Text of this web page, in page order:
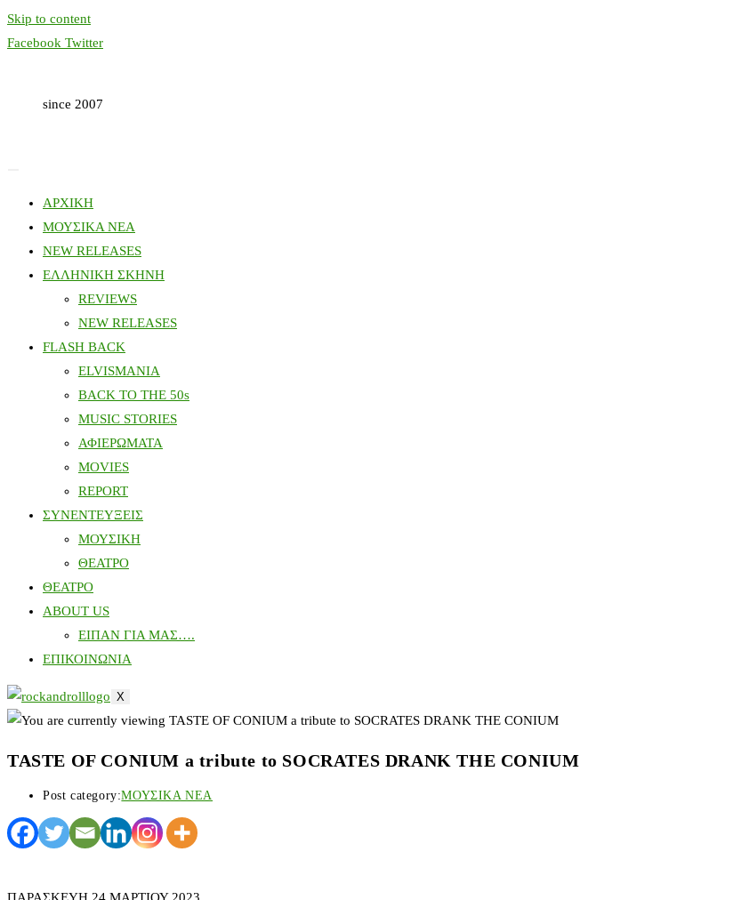
Skip to content
Facebook Twitter
since 2007
ΑΡΧΙΚΗ
ΜΟΥΣΙΚΑ ΝΕΑ
NEW RELEASES
ΕΛΛΗΝΙΚΗ ΣΚΗΝΗ
REVIEWS
NEW RELEASES
FLASH BACK
ELVISMANIA
BACK TO THE 50s
MUSIC STORIES
ΑΦΙΕΡΩΜΑΤΑ
MOVIES
REPORT
ΣΥΝΕΝΤΕΥΞΕΙΣ
ΜΟΥΣΙΚΗ
ΘΕΑΤΡΟ
ΘΕΑΤΡΟ
ABOUT US
ΕΙΠΑΝ ΓΙΑ ΜΑΣ….
ΕΠΙΚΟΙΝΩΝΙΑ
X
TASTE OF CONIUM a tribute to SOCRATES DRANK THE CONIUM
Post category:ΜΟΥΣΙΚΑ ΝΕΑ